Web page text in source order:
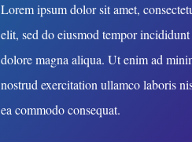
Lorem ipsum dolor sit amet,
elit, sed do eiusmod tempor
dolore magna aliqua. Ut enim ad
nostrud exercitation ullamco laboris
ea commodo consequat.